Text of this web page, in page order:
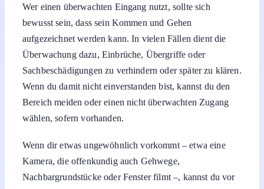
bewusst sein, dass sein Kommen und Gehen
aufgezeichnet werden kann. In vielen Fällen dient die
Überwachung dazu, Einbrüche, Übergriffe oder
Sachbeschädigungen zu verhindern oder später zu klären.
Wenn du damit nicht einverstanden bist, kannst du den
Bereich meiden oder einen nicht überwachten Zugang
wählen, sofern vorhanden.
Kamera, die offenkundig auch Gehwege,
Nachbargrundstücke oder Fenster filmt –, kannst du vor
Ort nach dem Verantwortlichen fragen. Auch